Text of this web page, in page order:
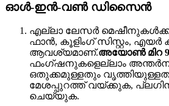
ഓൾ-ഇൻ-വൺ ഡിസൈൻ
എല്ലാ ലേസർ
ഫാൻ, കൂളിംഗ് സിസ്റ്റം, എയർ
ആവശ്യമാണ്.അയോൺ മിറ 9
ഫംഗ്‌ഷനുകളെല്ലാം
ഒതുക്കമുള്ളതും
മേശപ്പുറത്ത് വയ്ക്കുക,
ചെയ്യുക.